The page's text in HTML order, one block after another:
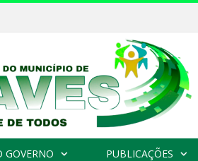
GOVERNO PUBLICAÇÕES